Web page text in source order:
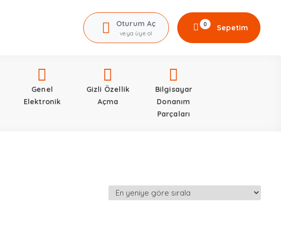
Oturum Aç
veya üye ol
0 Sepetim
Genel
Elektronik
Gizli Özellik
Açma
Bilgisayar
Donanım
Parçaları